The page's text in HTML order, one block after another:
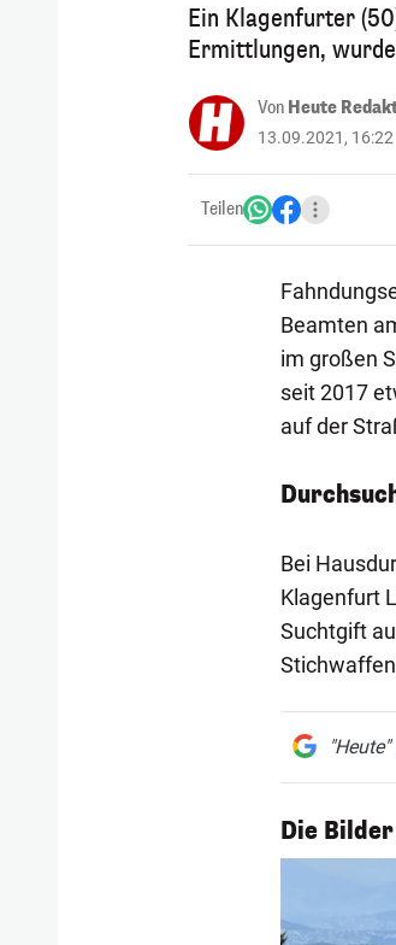
Ein Klagenfurter
Ermittlungen,
Von Heute
13.09.2021, 16:22
Teilen
Beamten
im großen
seit 2017
auf der
Bei
Klagenfurt
Suchtgift
"Heute"
Die 1/56